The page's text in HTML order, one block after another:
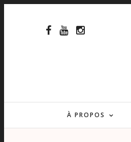
À PROPOS